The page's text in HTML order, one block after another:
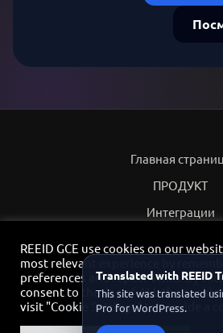
Главная
ПРОДУКТ
Интеграции
Контакт
REEID GCE use cookies on our
most relevant experience by
preferences and repeat visits. By
consent to the use of ALL the
visit "Cookie Settings" to provide a
Translated with REEID
This site was translated
Pro for WordPress.